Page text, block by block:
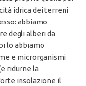
idrica dei terreni
abbiamo
degli alberi da
lo abbiamo
e microrganismi
ridurne la
insolazione il